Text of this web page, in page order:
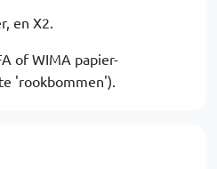
en X2.
of WIMA papier-
'rookbommen').